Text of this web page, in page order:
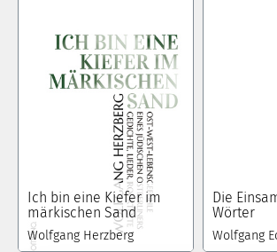
Ich bin eine Kiefer im
märkischen Sand
Wolfgang Herzberg
Die
Wörter
Wolfgang